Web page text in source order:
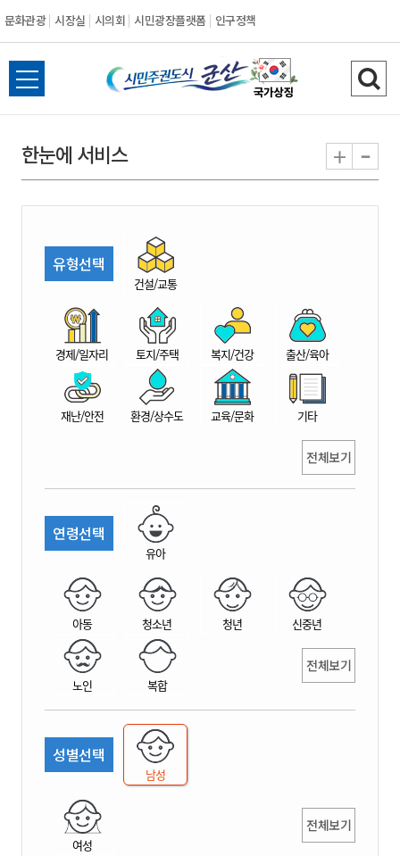
문화관광 시장실 시의회 시민광장플랫폼 인구정책
시
민
권
시
산
전
체
뉴
열
검
색
기
한눈에 서비스 + -
유형선택
건설/교통
경제/일자리 토지/주택 복지/건강 출산/육아
재난/안전 환경/상수도 교육/문화 기타
전체보기
연령선택
유아
아동 청소년 청년 신중년
노인 복합
전체보기
성별선택
남성
여성
전체보기